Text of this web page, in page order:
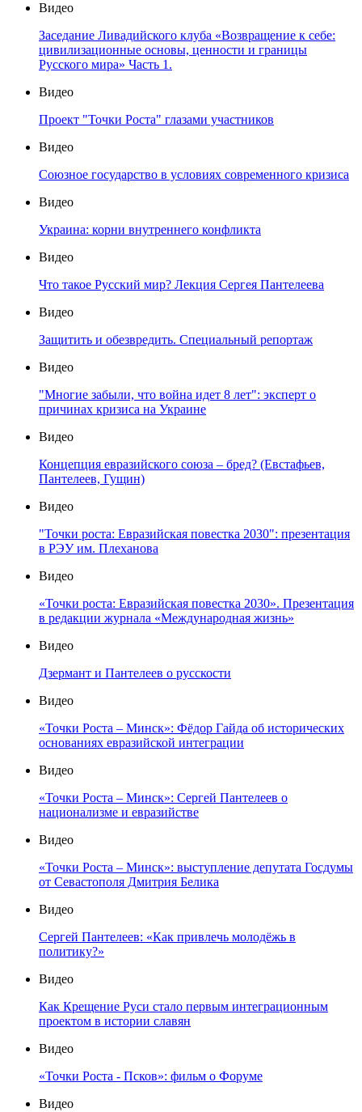
Видео
Заседание Ливадийского клуба «Возвращение к себе:
цивилизационные основы, ценности и границы
Русского мира» Часть 1.
Видео
Проект "Точки Роста" глазами участников
Видео
Союзное государство в условиях современного кризиса
Видео
Украина: корни внутреннего конфликта
Видео
Что такое Русский мир? Лекция Сергея Пантелеева
Видео
Защитить и обезвредить. Специальный репортаж
Видео
"Многие забыли, что война идет 8 лет": эксперт о
причинах кризиса на Украине
Видео
Концепция евразийского союза – бред? (Евстафьев,
Пантелеев, Гущин)
Видео
"Точки роста: Евразийская повестка 2030": презентация
в РЭУ им. Плеханова
Видео
«Точки роста: Евразийская повестка 2030». Презентация
в редакции журнала «Международная жизнь»
Видео
Дзермант и Пантелеев о русскости
Видео
«Точки Роста – Минск»: Фёдор Гайда об исторических
основаниях евразийской интеграции
Видео
«Точки Роста – Минск»: Сергей Пантелеев о
национализме и евразийстве
Видео
«Точки Роста – Минск»: выступление депутата Госдумы
от Севастополя Дмитрия Белика
Видео
Сергей Пантелеев: «Как привлечь молодёжь в
политику?»
Видео
Как Крещение Руси стало первым интеграционным
проектом в истории славян
Видео
«Точки Роста - Псков»: фильм о Форуме
Видео